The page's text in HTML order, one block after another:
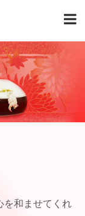
を和ませてくれ